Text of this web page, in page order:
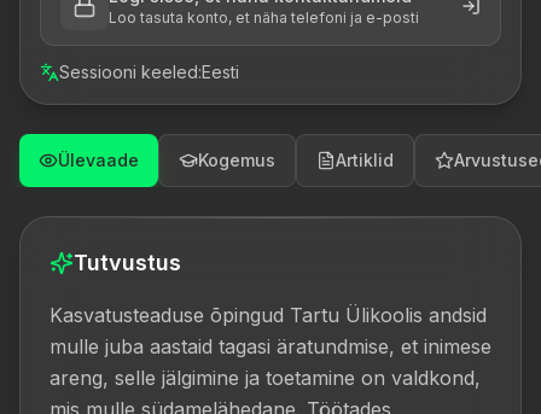
Loo tasuta konto, et näha telefoni ja e-posti
Sessiooni keeled:Eesti
Ülevaade Kogemus Artiklid
Tutvustus
Kasvatusteaduse õpingud Tartu Ülikoolis andsid
mulle juba aastaid tagasi äratundmise, et inimese
areng, selle jälgimine ja toetamine on valdkond,
mis mulle südamelähedane. Töötades